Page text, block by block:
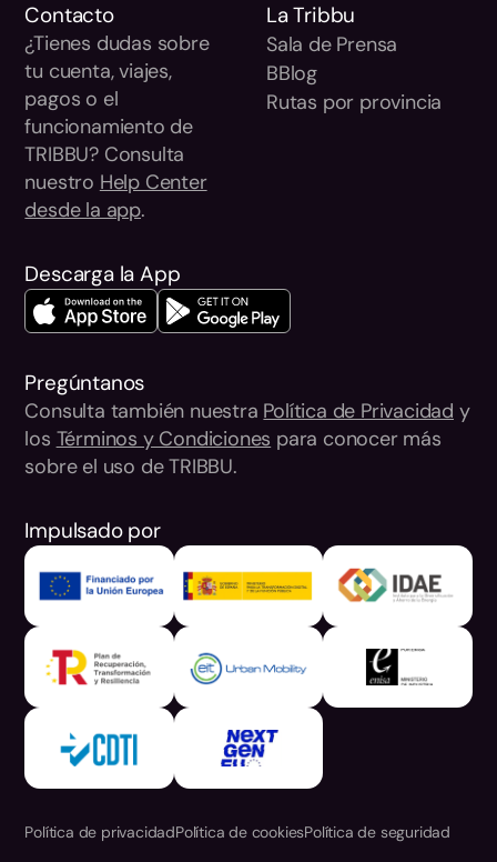
La Tribbu
Sala de Prensa
BBlog
Rutas por provincia
Descarga la App
Contacto
¿Tienes dudas sobre
tu cuenta, viajes,
pagos o el
funcionamiento de
TRIBBU? Consulta
nuestro Help Center
desde la app.
Pregúntanos
Consulta también nuestra Política de Privacidad y
los Términos y Condiciones para conocer más
sobre el uso de TRIBBU.
Impulsado por
Política de privacidadPolítica de cookiesPolítica de seguridad